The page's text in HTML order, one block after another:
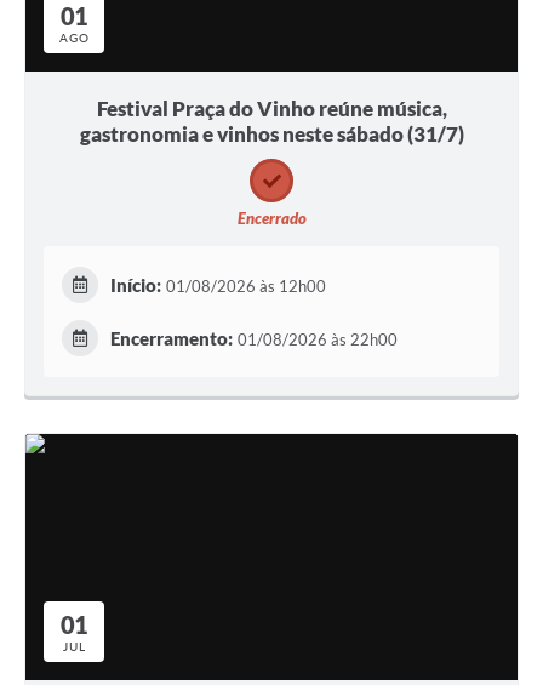
01
AGO
Festival Praça do Vinho reúne música,
gastronomia e vinhos neste sábado (31/7)
Encerrado
Início: 01/08/2026 às 12h00
Encerramento: 01/08/2026 às 22h00
01
JUL